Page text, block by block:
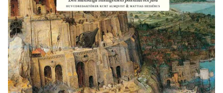
AWARDS
OTHER FORMATS